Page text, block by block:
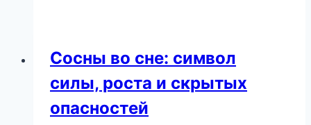
жизненных
бурь
или
скрытые
Сосны во сне: символ
силы, роста и скрытых
опасностей